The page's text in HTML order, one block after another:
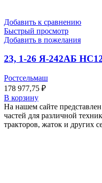
Добавить к сравнению
Быстрый просмотр
Добавить в пожелания
23, 1-26 Я-242АБ
Ростсельмаш
178 977,75 ₽
В корзину
На нашем сайте
частей для различной
тракторов, жаток и других